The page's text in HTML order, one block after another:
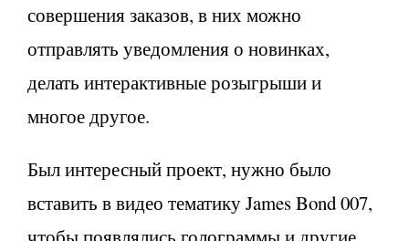
совершения заказов, в них можно
отправлять уведомления о новинках,
делать интерактивные розыгрыши и
многое другое.
Был интересный проект, нужно было
вставить в видео тематику James Bond 007,